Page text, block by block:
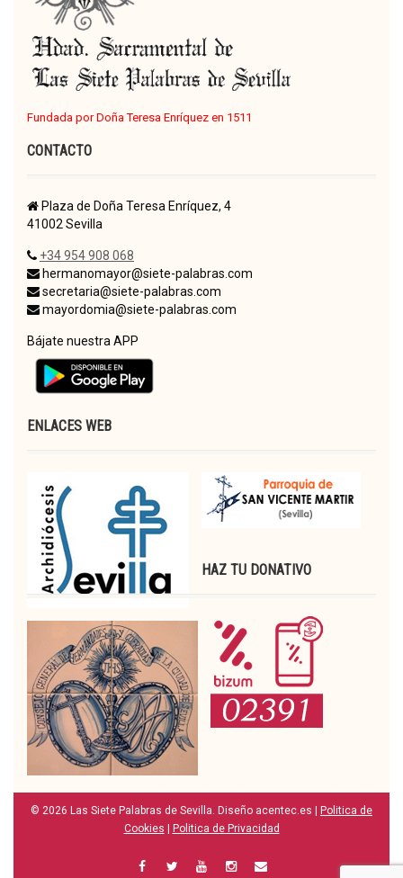
Fundada por Doña Teresa Enríquez en 1511
CONTACTO
Plaza de Doña Teresa Enríquez, 4
41002 Sevilla
+34 954 908 068
hermanomayor@siete-palabras.com
secretaria@siete-palabras.com
mayordomia@siete-palabras.com
Bájate nuestra APP
ENLACES WEB
HAZ TU DONATIVO
© 2026 Las Siete Palabras de Sevilla. Diseño acentec.es | Politica de
Cookies | Politica de Privacidad